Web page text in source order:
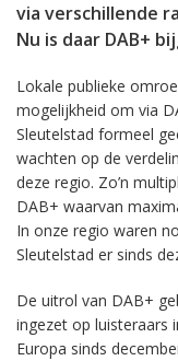
via verschillende
Nu is daar DAB+
Lokale publieke
mogelijkheid om via
Sleutelstad formeel
wachten op de
deze regio. Zo’n
DAB+ waarvan
In onze regio waren
Sleutelstad er sinds
De uitrol van DAB+
ingezet op luisteraars
Europa sinds